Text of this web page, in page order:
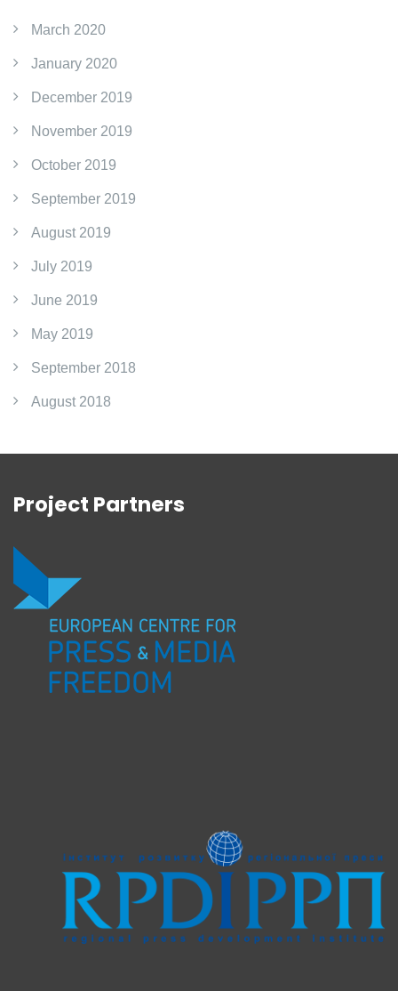
March 2020
January 2020
December 2019
November 2019
October 2019
September 2019
August 2019
July 2019
June 2019
May 2019
September 2018
August 2018
Project Partners